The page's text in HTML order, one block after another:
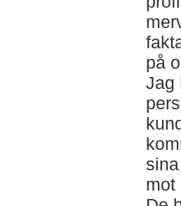
på
Jag
mot